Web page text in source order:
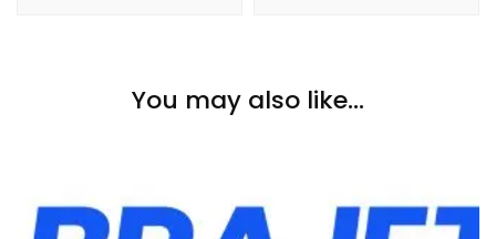
You may also like...